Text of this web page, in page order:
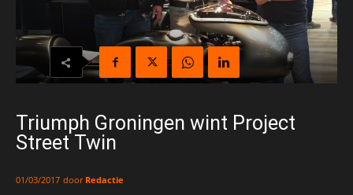
Triumph Groningen wint Project
Street Twin
01/03/2017 door Redactie